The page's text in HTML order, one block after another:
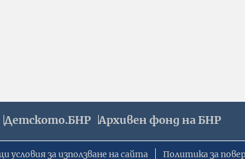
Детското.БНР Архивен фонд на БНР
условия за използване на сайта Политика за